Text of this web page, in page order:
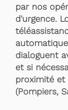
par nos
d'urgence.
dialoguent
et si
proximité et
(Pompiers,